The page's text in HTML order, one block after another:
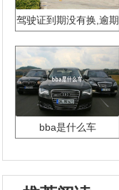
驾驶证到期没有换,逾期
bba是什么车